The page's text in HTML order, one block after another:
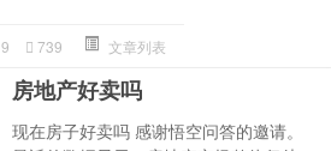
9 739 文章列表
房地产好卖吗
现在房子好卖吗 感谢悟空问答的邀请。